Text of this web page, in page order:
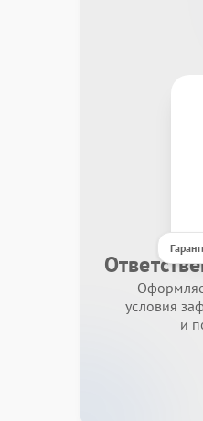
условия
и